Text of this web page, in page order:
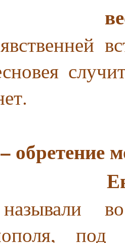
обретение
называли